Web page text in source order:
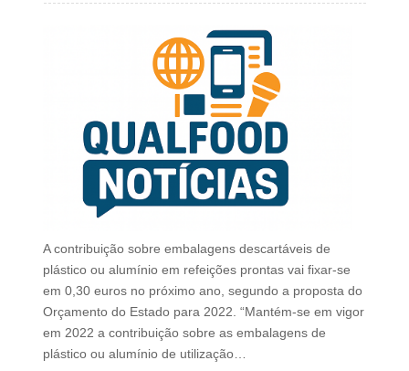
A contribuição sobre embalagens descartáveis de
plástico ou alumínio em refeições prontas vai fixar-se
em 0,30 euros no próximo ano, segundo a proposta do
Orçamento do Estado para 2022. “Mantém-se em vigor
em 2022 a contribuição sobre as embalagens de
plástico ou alumínio de utilização…